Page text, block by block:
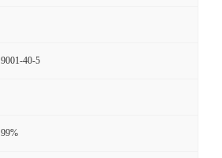
9001-40-5
99%